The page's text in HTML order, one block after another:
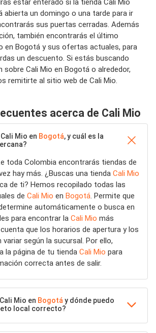
estar enterado si la tienda Cali Mio
abierta un domingo o una tarde para ir
sus puertas cerradas. Además
también encontrarás el último
en Bogotá y sus ofertas actuales, para
un descuento. Si estás buscando
Cali Mio en Bogotá o alrededor,
remitirte al sitio web de Cali Mio.
acerca de Cali Mio
Mio en Bogotá, y cuál es la
toda Colombia encontrarás tiendas de
hay más. ¿Buscas una tienda Cali Mio
de ti? Hemos recopilado todas las
de Cali Mio en Bogotá. Permite que
automáticamente o busca en
para encontrar la Cali Mio más
que los horarios de apertura y los
variar según la sucursal. Por ello,
la página de tu tienda Cali Mio para
correcta antes de salir.
Mio en Bogotá y dónde puedo
local correcto?